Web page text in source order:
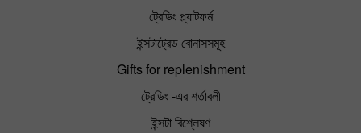
ট্রেডিং প্ল্যাটফর্ম
ইন্সটাট্রেড বোনাসসমূহ
Gifts for replenishment
ট্রেডিং -এর শর্তাবলী
ইন্সটা বিশ্লেষণ